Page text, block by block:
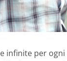
infinite per